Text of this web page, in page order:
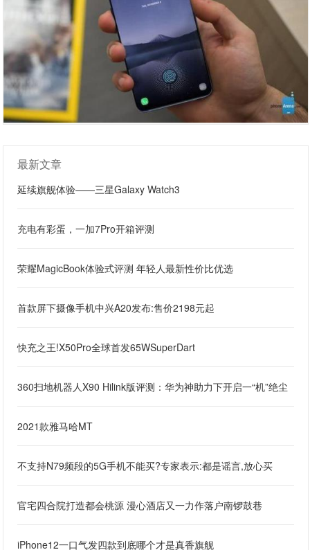
最新文章
延续旗舰体验——三星Galaxy Watch3
充电有彩蛋，一加7Pro开箱评测
荣耀MagicBook体验式评测 年轻人最新性价比优选
首款屏下摄像手机中兴A20发布:售价2198元起
快充之王!X50Pro全球首发65WSuperDart
360扫地机器人X90 Hilink版评测：华为神助力下开启一“机”绝尘
2021款雅马哈MT
不支持N79频段的5G手机不能买?专家表示:都是谣言,放心买
官宅四合院打造都会桃源 漫心酒店又一力作落户南锣鼓巷
iPhone12一口气发四款到底哪个才是真香旗舰